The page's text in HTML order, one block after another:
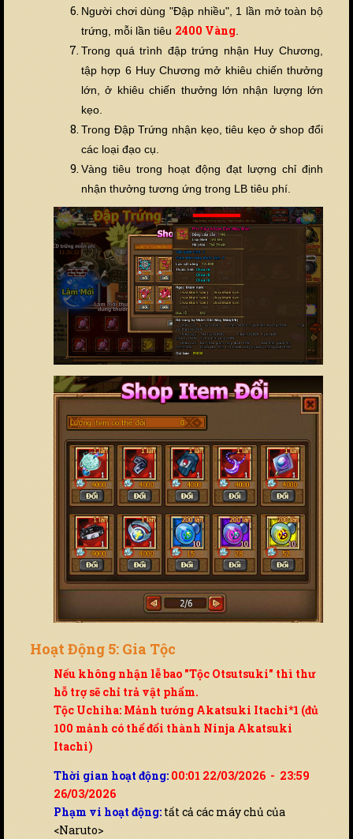
Người chơi dùng "Đập nhiều", 1 lần mở toàn bộ
trứng, mỗi lần tiêu 2400 Vàng
Trong quá trình đập trứng nhận Huy Chương,
tập hợp 6 Huy Chương mở khiêu chiến thưởng
lớn, ở khiêu chiến thưởng lớn nhận lượng lớn
kẹo.
Trong Đập Trứng nhận kẹo, tiêu kẹo ở shop đổi
các loại đạo cụ.
Vàng tiêu trong hoạt động đạt lượng chỉ định
nhận thưởng tương ứng trong LB tiêu phí.
Hoạt Động 5: Gia Tộc
Nếu không nhận lễ bao "Tộc Otsutsuki" thì thư
hỗ trợ sẽ chỉ trả vật phẩm.
Tộc Uchiha: Mảnh tướng Akatsuki Itachi*1 (đủ
100 mảnh có thể đổi thành Ninja Akatsuki
Itachi)
Thời gian hoạt động: 00:01 22/03/2026 - 23:59
26/03/2026
Phạm vi hoạt động: tất cả các máy chủ của
<Naruto>